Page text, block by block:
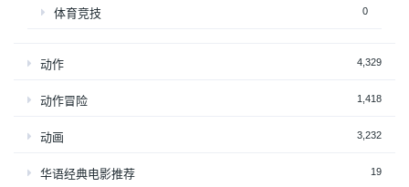
体育竞技 0
动作 4,329
动作冒险 1,418
动画 3,232
华语经典电影推荐 19